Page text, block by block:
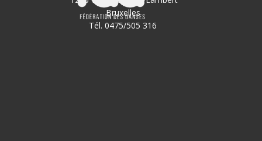
Bruxelles
Tél. 0475/505 316